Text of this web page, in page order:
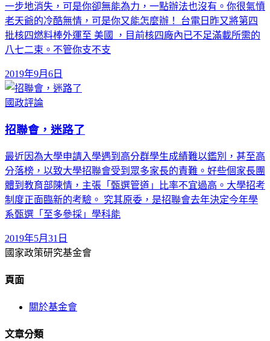
一步地消失，可是你卻無能為力，一點辦法也沒有。你很氣憤
老天爺的冷酷無情，可是你又能怎麼辦！ 台電日昨又將第四
批核四燃料棒外運至 美國 ，目前核四廠內已不足滿載所需的
八七二束。不管你支不支
2019年9月6日
國政評論
招聯會，迷路了
最近因為大學申請入學遇到高分群學生成績難以鑑別，甚至高
分落榜，以致大學招聯會受到眾多家長的責難。好些個家長團
體到教育部陳情，主張「甄選管道」比率不宜過高。大學招考
制度正面臨新的考驗。 究其原委，是招聯會去年決定今年學
系甄選「至多參採」學科能
2019年5月31日
國家政策研究基金會
頁面
關於基金會
文章分類